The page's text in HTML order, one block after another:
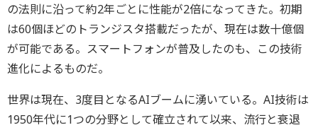
の法則に沿って約2年ごとに性能が2倍になってきた。初期
は60個ほどのトランジスタ搭載だったが、現在は数十億個
が可能である。スマートフォンが普及したのも、この技術
進化によるものだ。
世界は現在、3度目となるAIブームに湧いている。AI技術は
1950年代に1つの分野として確立されて以来、流行と衰退